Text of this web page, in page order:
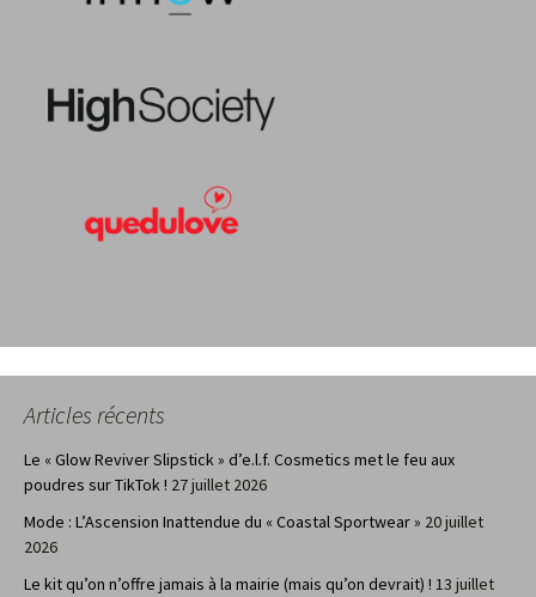
Articles récents
Le « Glow Reviver Slipstick » d’e.l.f. Cosmetics met le feu aux
poudres sur TikTok ! 27 juillet 2026
Mode : L’Ascension Inattendue du « Coastal Sportwear » 20 juillet
2026
Le kit qu’on n’offre jamais à la mairie (mais qu’on devrait) ! 13 juillet